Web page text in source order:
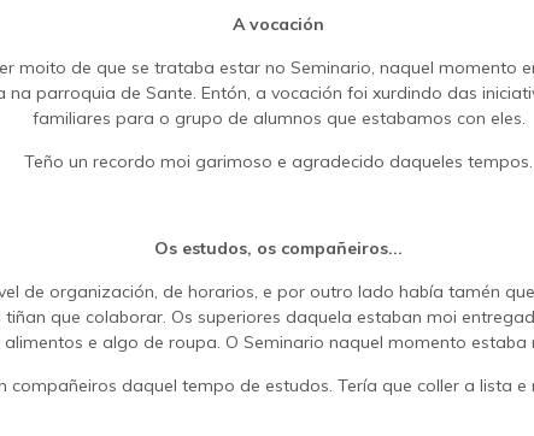
A vocación
moito de que se trataba estar no Seminario, naquel momento
parroquia de Sante. Entón, a vocación foi xurdindo das
familiares para o grupo de alumnos que estabamos con eles.
Teño un recordo moi garimoso e agradecido daqueles tempos.
Os estudos, os compañeiros...
de organización, de horarios, e por outro lado había tamén
que colaborar. Os superiores daquela estaban moi
e algo de roupa. O Seminario naquel momento
daquel tempo de estudos. Tería que coller a lista